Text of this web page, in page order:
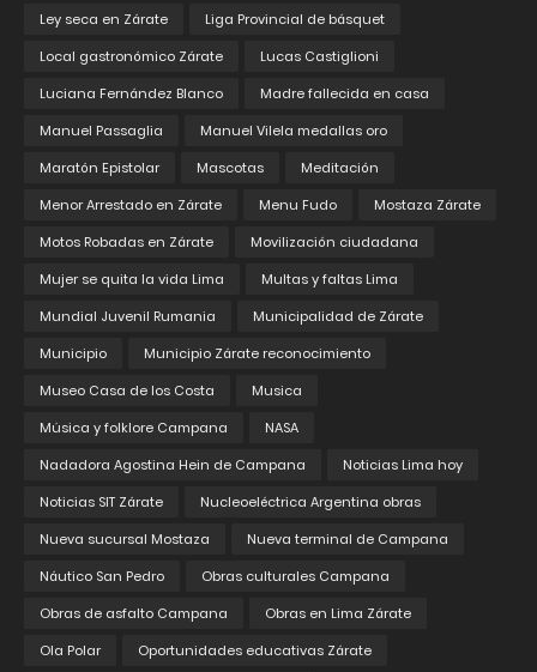
Ley seca en Zárate
Liga Provincial de básquet
Local gastronómico Zárate
Lucas Castiglioni
Luciana Fernández Blanco
Madre fallecida en casa
Manuel Passaglia
Manuel Vilela medallas oro
Maratón Epistolar
Mascotas
Meditación
Menor Arrestado en Zárate
Menu Fudo
Mostaza Zárate
Motos Robadas en Zárate
Movilización ciudadana
Mujer se quita la vida Lima
Multas y faltas Lima
Mundial Juvenil Rumania
Municipalidad de Zárate
Municipio
Municipio Zárate reconocimiento
Museo Casa de los Costa
Musica
Música y folklore Campana
NASA
Nadadora Agostina Hein de Campana
Noticias Lima hoy
Noticias SIT Zárate
Nucleoeléctrica Argentina obras
Nueva sucursal Mostaza
Nueva terminal de Campana
Náutico San Pedro
Obras culturales Campana
Obras de asfalto Campana
Obras en Lima Zárate
Ola Polar
Oportunidades educativas Zárate